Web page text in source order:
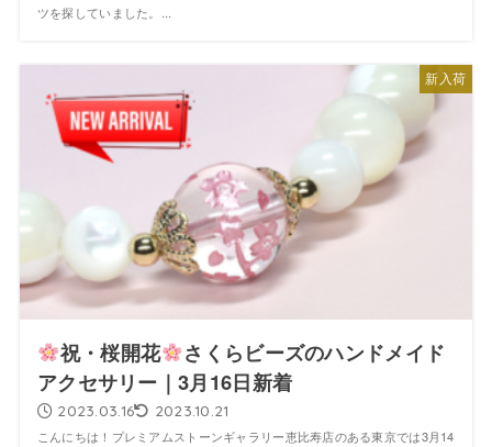
ツを探していました。...
新入荷
祝・桜開花
さくらビーズのハンドメイド
アクセサリー｜3月16日新着
2023.03.16 2023.10.21
こんにちは！プレミアムストーンギャラリー恵比寿店のある東京では3月14